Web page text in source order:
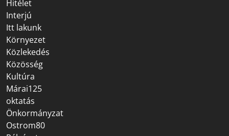
Hitélet
Interjú
Itt lakunk
Környezet
Közlekedés
Közösség
Kultúra
Márai125
oktatás
Önkormányzat
Ostrom80